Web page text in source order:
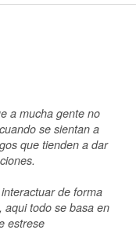
a mucha gente no
se sientan a
que tienden a dar
de forma
aqui todo se basa en
estrese